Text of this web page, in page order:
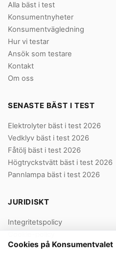
Alla bäst i test
Konsumentnyheter
Konsumentvägledning
Hur vi testar
Ansök som testare
Kontakt
Om oss
SENASTE BÄST I TEST
Elektrolyter bäst i test 2026
Vedklyv bäst i test 2026
Fåtölj bäst i test 2026
Högtryckstvätt bäst i test 2026
Pannlampa bäst i test 2026
JURIDISKT
Integritetspolicy
Användarvillkor
Cookies på Konsumentvalet